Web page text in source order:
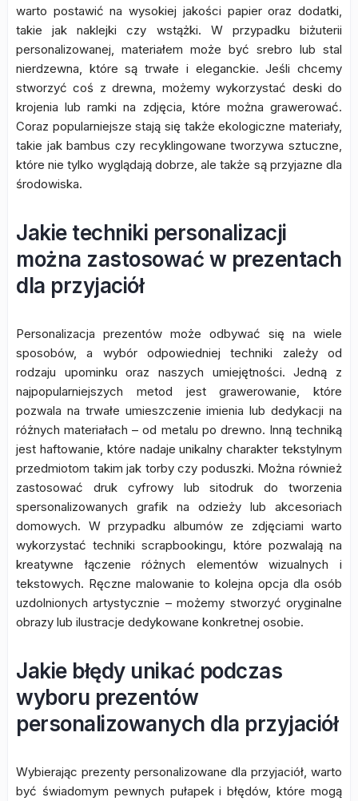
warto postawić na wysokiej jakości papier oraz dodatki,
takie jak naklejki czy wstążki. W przypadku biżuterii
personalizowanej, materiałem może być srebro lub stal
nierdzewna, które są trwałe i eleganckie. Jeśli chcemy
stworzyć coś z drewna, możemy wykorzystać deski do
krojenia lub ramki na zdjęcia, które można grawerować.
Coraz popularniejsze stają się także ekologiczne materiały,
takie jak bambus czy recyklingowane tworzywa sztuczne,
które nie tylko wyglądają dobrze, ale także są przyjazne dla
środowiska.
Jakie techniki personalizacji
można zastosować w prezentach
dla przyjaciół
Personalizacja prezentów może odbywać się na wiele
sposobów, a wybór odpowiedniej techniki zależy od
rodzaju upominku oraz naszych umiejętności. Jedną z
najpopularniejszych metod jest grawerowanie, które
pozwala na trwałe umieszczenie imienia lub dedykacji na
różnych materiałach – od metalu po drewno. Inną techniką
jest haftowanie, które nadaje unikalny charakter tekstylnym
przedmiotom takim jak torby czy poduszki. Można również
zastosować druk cyfrowy lub sitodruk do tworzenia
spersonalizowanych grafik na odzieży lub akcesoriach
domowych. W przypadku albumów ze zdjęciami warto
wykorzystać techniki scrapbookingu, które pozwalają na
kreatywne łączenie różnych elementów wizualnych i
tekstowych. Ręczne malowanie to kolejna opcja dla osób
uzdolnionych artystycznie – możemy stworzyć oryginalne
obrazy lub ilustracje dedykowane konkretnej osobie.
Jakie błędy unikać podczas
wyboru prezentów
personalizowanych dla przyjaciół
Wybierając prezenty personalizowane dla przyjaciół, warto
być świadomym pewnych pułapek i błędów, które mogą